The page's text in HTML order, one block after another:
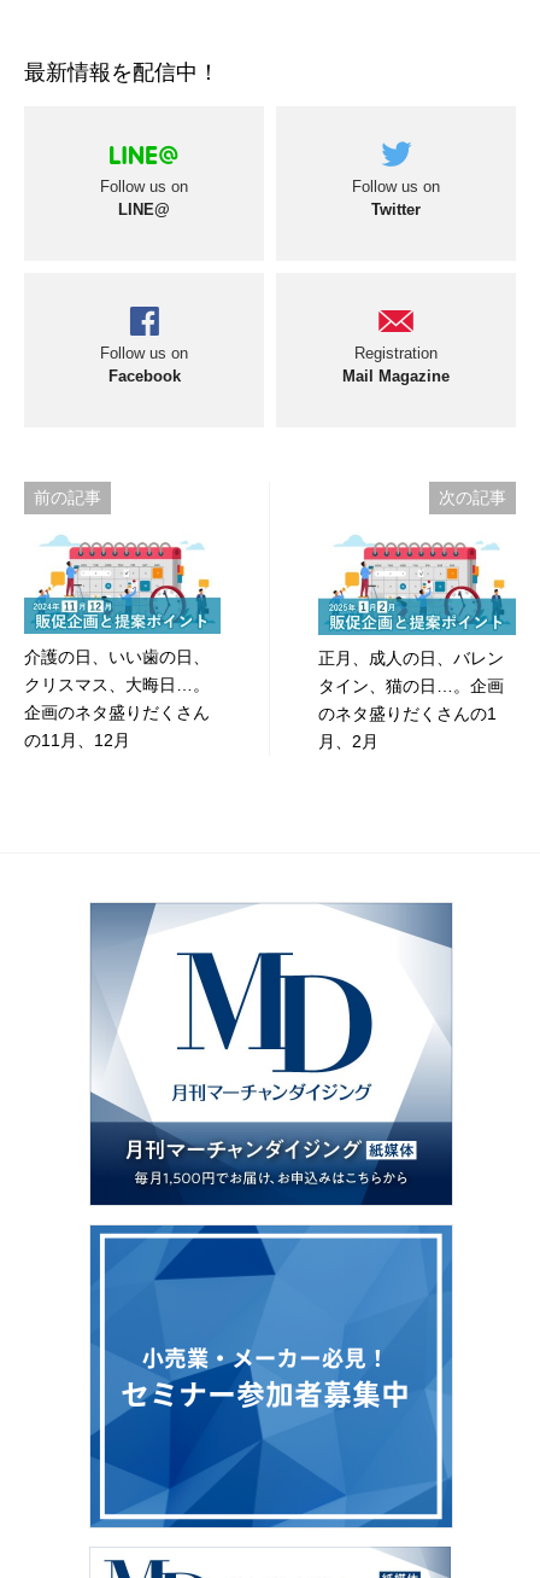
最新情報を配信中！
Follow us on
LINE@
Follow us on
Twitter
Follow us on
Facebook
Registration
Mail Magazine
投
稿
ナ
ビ
ゲ
ー
シ
前の記事
介護の日、いい歯の日、
クリスマス、大晦日…。
企画のネタ盛りだくさん
の11月、12月
次の記事
正月、成人の日、バレン
タイン、猫の日…。企画
のネタ盛りだくさんの1
月、2月